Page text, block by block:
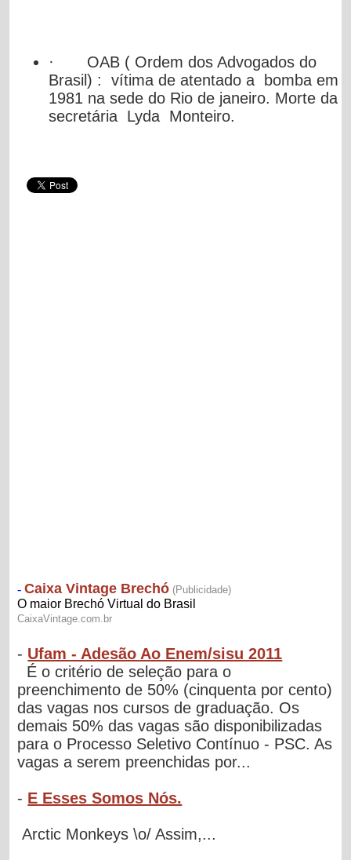
·
OAB ( Ordem dos Advogados do
Brasil) : vítima de atentado a bomba em
1981 na sede do Rio de janeiro. Morte da
secretária Lyda Monteiro.
- Ufam - Adesão Ao Enem/sisu 2011
É o critério de seleção para o
preenchimento de 50% (cinquenta por cento)
das vagas nos cursos de graduação. Os
demais 50% das vagas são disponibilizadas
para o Processo Seletivo Contínuo - PSC. As
vagas a serem preenchidas por...
- E Esses Somos Nós.
Arctic Monkeys \o/ Assim,...